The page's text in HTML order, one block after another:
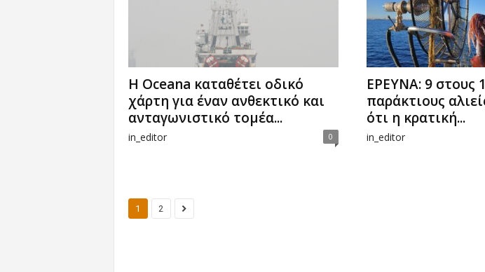
Η Oceana καταθέτει οδικό
χάρτη για έναν ανθεκτικό και
ανταγωνιστικό τομέα...
in_editor 0
ΕΡΕΥΝΑ: 9 στους
παράκτιους
ότι η κρατική...
in_editor
1 2